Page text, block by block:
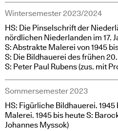
Wintersemester 2023/2024
HS: Die Pinselschrift der
nördlichen Niederlanden im 17.
S: Abstrakte Malerei von 1945
S: Die Bildhauerei des frühen
S: Peter Paul Rubens (zus. mit
Sommersemester 2023
HS: Figürliche Bildhauerei.
Malerei. 1945 bis heute S:
Johannes Myssok)